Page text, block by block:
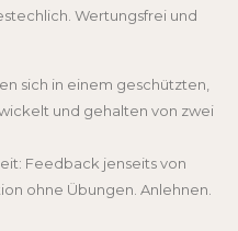
Wertungsfrei und
sich in einem geschützten,
und gehalten von zwei
Feedback jenseits von
ohne Übungen. Anlehnen.